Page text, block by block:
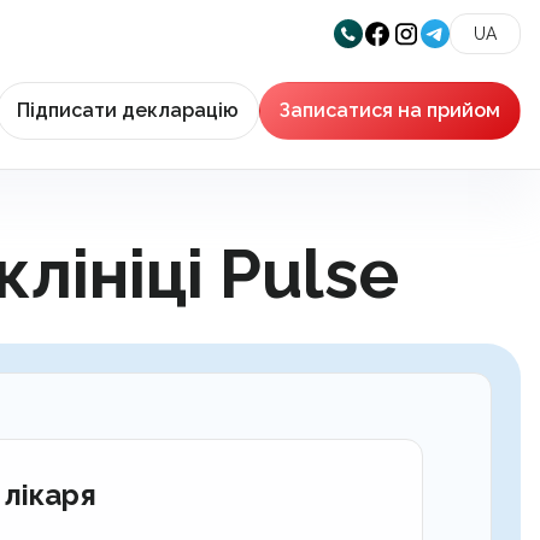
UA
Підписати декларацію Записатися на прийом
Pulse